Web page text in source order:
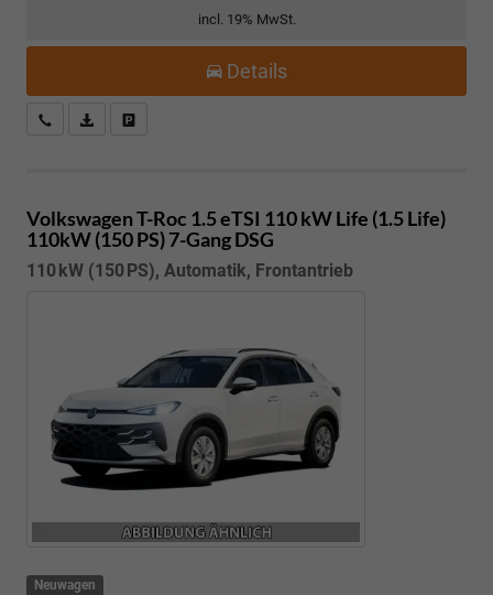
incl. 19% MwSt.
Details
Kostenloser Rückruf-Service
PDF-Datei, Fahrzeugexposé drucken
Volkswagen T-Roc 1.5 eTSI 110 kW Life (1.5 Life)
110kW (150 PS) 7-Gang DSG
110 kW (150 PS), Automatik, Frontantrieb
Neuwagen